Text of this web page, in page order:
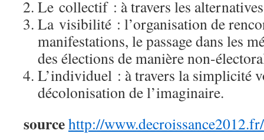
Le collectif : à travers les
La visibilité : l’organisation de
manifestations, le passage dans les
des élections de manière non-
L’individuel : à travers la simplicité
décolonisation de l’imaginaire.
sourcehttp://www.decroissance2012.